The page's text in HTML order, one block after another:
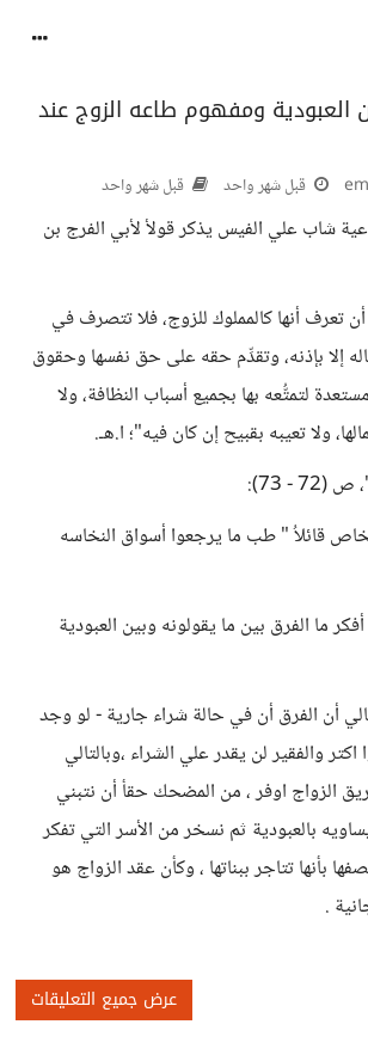
العبودية ومفهوم طاعه الزوج عند
قبل شهر واحد قبل شهر واحد
شاب علي الفيس يذكر قولأ لأبي الفرج بن
تعرف أنها كالمملوك للزوج، فلا تتصرف في
إلا بإذنه، وتقدِّم حقه على حق نفسها وحقوق
لتمتُّعه بها بجميع أسباب النظافة، ولا
ولا تعيبه بقبيح إن كان فيه"؛ ا.هـ.
- 73):
قائلاُ " طب ما يرجعوا أسواق النخاسه
ما الفرق بين ما يقولونه وبين العبودية
أن الفرق أن في حالة شراء جارية - لو وجد
والفقير لن يقدر علي الشراء ،وبالتالي
الزواج اوفر ، من المضحك حقأ أن نتبني
بالعبودية ثم نسخر من الأسر التي تفكر
بأنها تتاجر ببناتها ، وكأن عقد الزواج هو
.
عرض جميع التعليقات